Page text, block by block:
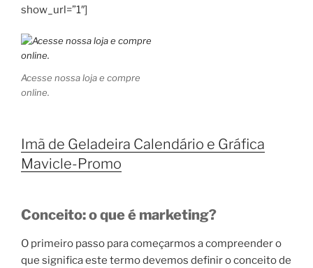
show_url=”1″]
Acesse nossa loja e compre
online.
Imã de Geladeira Calendário e Gráfica
Mavicle-Promo
Conceito: o que é marketing?
O primeiro passo para começarmos a compreender o
que significa este termo devemos definir o conceito de